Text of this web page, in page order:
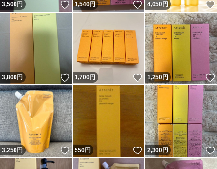
3,500円 いいね！
1,540円 いいね！
4,050円
3,800円 いいね！
1,700円 いいね！
1,250円
3,250円 いいね！
550円 いいね！
2,300円